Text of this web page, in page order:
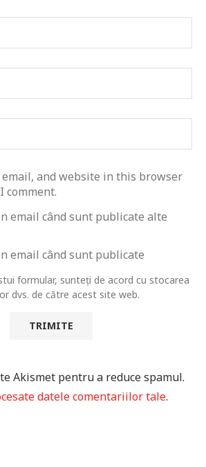
email, and website in this browser
comment.
email când sunt publicate alte
email când sunt publicate
formular, sunteți de acord cu stocarea
dvs. de către acest site web.
Akismet pentru a reduce spamul.
datele comentariilor tale.